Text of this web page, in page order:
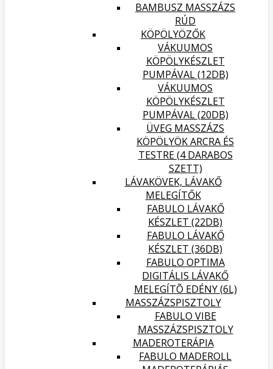
BAMBUSZ MASSZÁZS
RÚD
KÖPÖLYÖZŐK
VÁKUUMOS
KÖPÖLYKÉSZLET
PUMPÁVAL (12DB)
VÁKUUMOS
KÖPÖLYKÉSZLET
PUMPÁVAL (20DB)
ÜVEG MASSZÁZS
KÖPÖLYÖK ARCRA ÉS
TESTRE (4 DARABOS
SZETT)
LÁVAKÖVEK, LÁVAKŐ
MELEGÍTŐK
FABULO LÁVAKŐ
KÉSZLET (22DB)
FABULO LÁVAKŐ
KÉSZLET (36DB)
FABULO OPTIMA
DIGITÁLIS LÁVAKŐ
MELEGÍTÕ EDÉNY (6L)
MASSZÁZSPISZTOLY
FABULO VIBE
MASSZÁZSPISZTOLY
MADEROTERÁPIA
FABULO MADEROLL